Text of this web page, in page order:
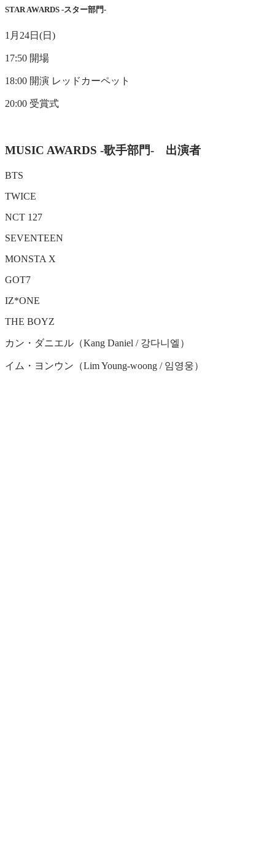
STAR AWARDS -スター部門-
1月24日(日)
17:50 開場
18:00 開演 レッドカーペット
20:00 受賞式
MUSIC AWARDS -歌手部門- 出演者
BTS
TWICE
NCT 127
SEVENTEEN
MONSTA X
GOT7
IZ*ONE
THE BOYZ
カン・ダニエル（Kang Daniel / 강다니엘）
イム・ヨンウン（Lim Young-woong / 임영웅）